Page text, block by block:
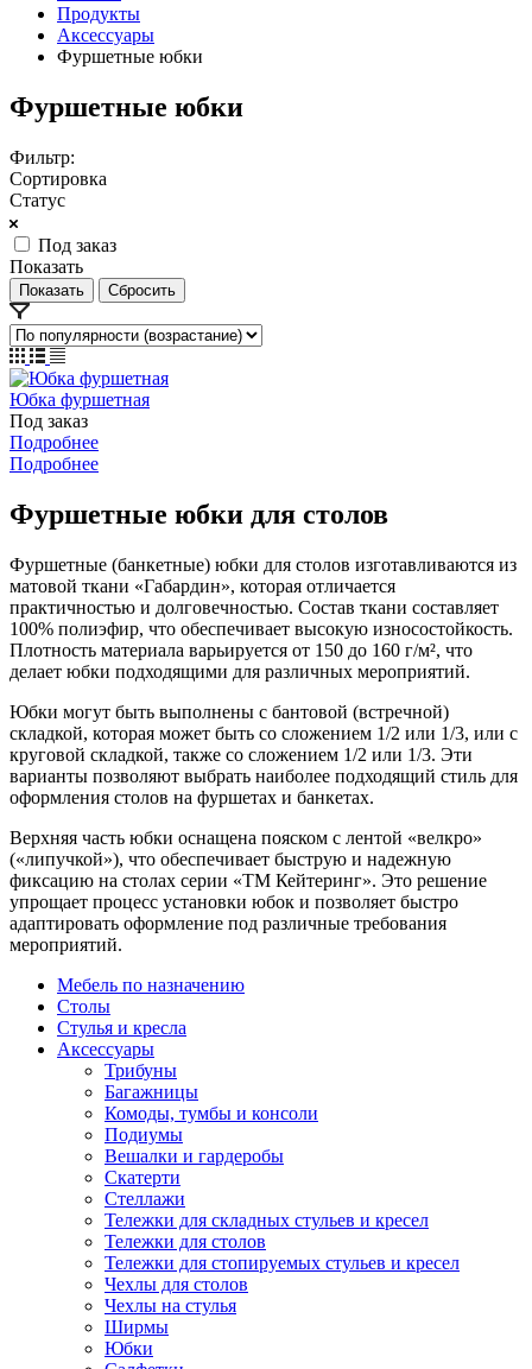
Продукты
Аксессуары
Фуршетные юбки
Фуршетные юбки
Фильтр:
Сортировка
Статус
Под заказ
Показать
Сбросить
Юбка фуршетная
Под заказ
Подробнее
Подробнее
Фуршетные юбки для столов
Фуршетные (банкетные) юбки для столов изготавливаются из
матовой ткани «Габардин», которая отличается
практичностью и долговечностью. Состав ткани составляет
100% полиэфир, что обеспечивает высокую износостойкость.
Плотность материала варьируется от 150 до 160 г/м², что
делает юбки подходящими для различных мероприятий.
Юбки могут быть выполнены с бантовой (встречной)
складкой, которая может быть со сложением 1/2 или 1/3, или с
круговой складкой, также со сложением 1/2 или 1/3. Эти
варианты позволяют выбрать наиболее подходящий стиль для
оформления столов на фуршетах и банкетах.
Верхняя часть юбки оснащена пояском с лентой «велкро»
(«липучкой»), что обеспечивает быструю и надежную
фиксацию на столах серии «ТМ Кейтеринг». Это решение
упрощает процесс установки юбок и позволяет быстро
адаптировать оформление под различные требования
мероприятий.
Мебель по назначению
Столы
Стулья и кресла
Аксессуары
Трибуны
Багажницы
Комоды, тумбы и консоли
Подиумы
Вешалки и гардеробы
Скатерти
Стеллажи
Тележки для складных стульев и кресел
Тележки для столов
Тележки для стопируемых стульев и кресел
Чехлы для столов
Чехлы на стулья
Ширмы
Юбки